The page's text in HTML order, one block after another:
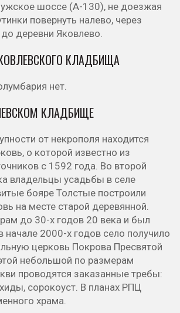
шоссе (А-130), не доезжая
повернуть налево, через
деревни Яковлево.
КЛАДБИЩА
нет.
КЛАДБИЩЕ
от некрополя находится
о которой известно из
с 1592 года. Во второй
владельцы усадьбы в селе
бояре Толстые построили
на месте старой деревянной.
до 30-х годов 20 века и был
начале 2000-х годов село получило
церковь Покрова Пресвятой
небольшой по размерам
проводятся заказанные требы:
сорокоуст. В планах РПЦ
храма.